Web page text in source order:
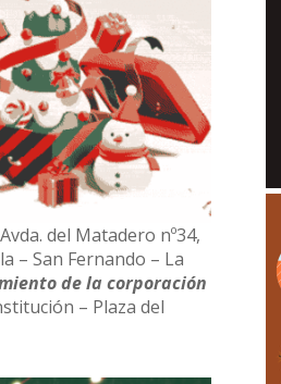
del Matadero nº34,
– San Fernando – La
de la corporación
– Plaza del